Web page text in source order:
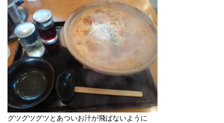
グツグツグツとあついお汁が飛ばないように